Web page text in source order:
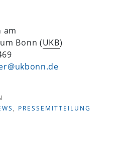
am
Bonn (UKB)
, PRESSEMITTEILUNG